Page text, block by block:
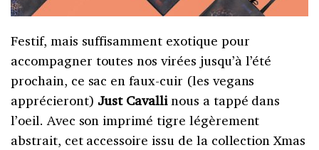
Festif, mais suffisamment exotique pour
accompagner toutes nos virées jusqu’à l’été
prochain, ce sac en faux-cuir (les vegans
apprécieront) Just Cavallinous a tappé dans
l’oeil. Avec son imprimé tigre légèrement
abstrait, cet accessoire issu de la collection Xmas